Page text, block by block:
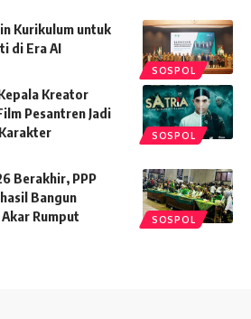
SOSPOL
Kurikulum untuk
di Era AI
SOSPOL
Kreator
Pesantren Jadi
SOSPOL
Berakhir, PPP
Bangun
Rumput